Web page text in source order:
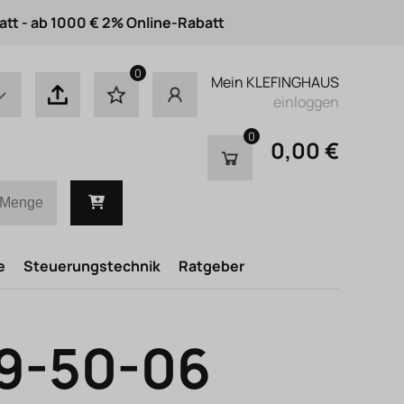
- ab 1000 € 2% Online-Rabatt
0
Mein KLEFINGHAUS
einloggen
0 0,00 €
Steuerungstechnik Ratgeber
50-06